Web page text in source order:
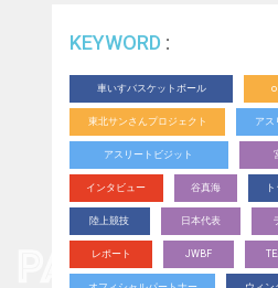
KEYWORD
車いすバスケットボール
東北サンさんプロジェクト アス
アスリートビジット
インタビュー 谷真海
陸上競技 日本代表
レポート JWBF